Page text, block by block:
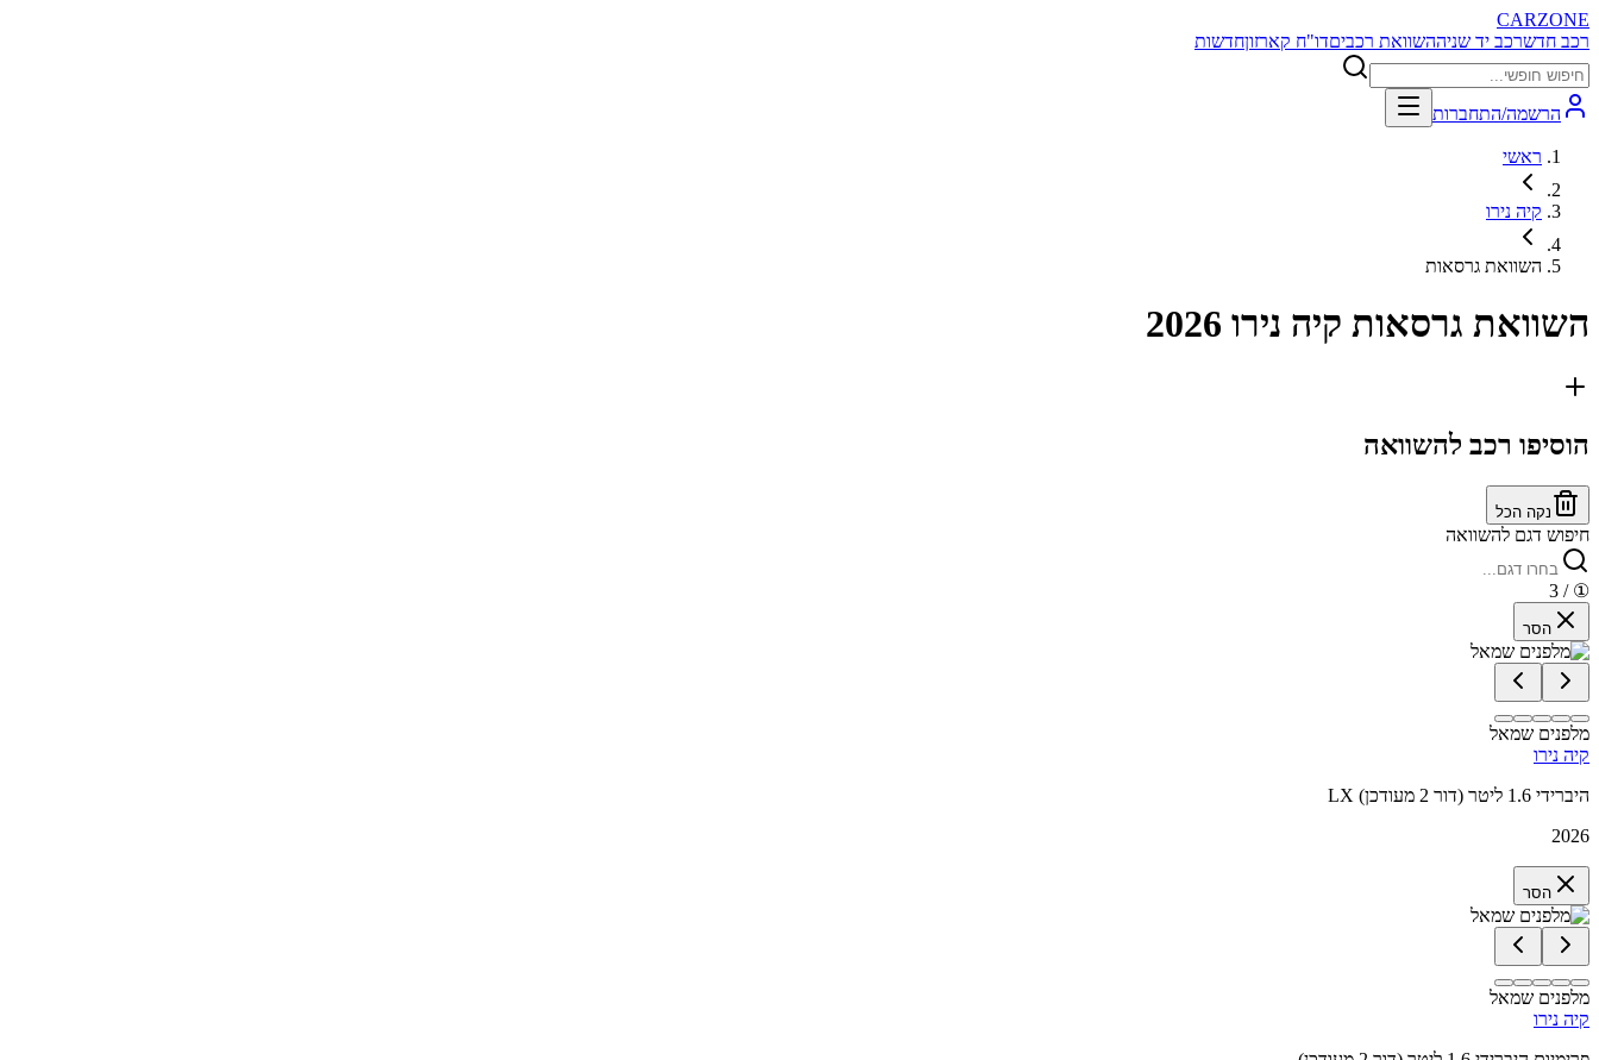
CARZONE
רכב חדשרכב יד שניההשוואת רכביםדו"ח קארזוןחדשות
הרשמה/התחברות
ראשי
קיה נירו
השוואת גרסאות
השוואת גרסאות קיה נירו 2026
הוסיפו רכב להשוואה
נקה הכל
חיפוש דגם להשוואה
①
/ 3
הסר
מלפנים שמאל
קיה נירו
LX היברידי 1.6 ליטר (דור 2 מעודכן)
2026
הסר
מלפנים שמאל
קיה נירו